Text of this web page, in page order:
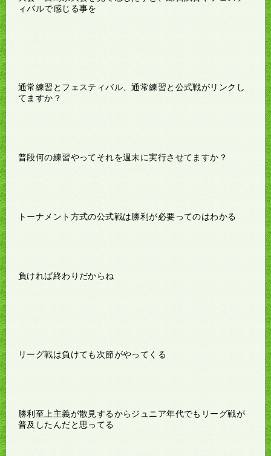
ィバルで感じる事を
通常練習とフェスティバル、通常練習と公式戦がリンクし
てますか？
普段何の練習やってそれを週末に実行させてますか？
トーナメント方式の公式戦は勝利が必要ってのはわかる
負ければ終わりだからね
リーグ戦は負けても次節がやってくる
勝利至上主義が散見するからジュニア年代でもリーグ戦が
普及したんだと思ってる